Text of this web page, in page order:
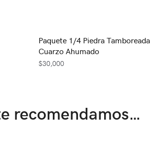
Paquete 1/4 Piedra Tamboreada
Cuarzo Ahumado
$30,000
recomendamos…